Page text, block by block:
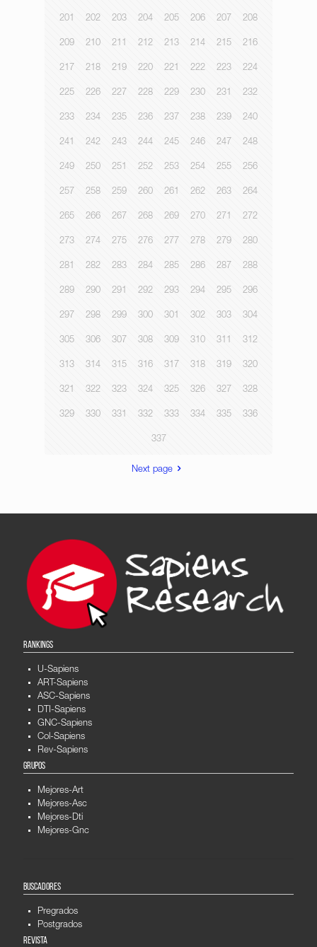
201 202 203 204 205 206 207 208
209 210 211 212 213 214 215 216
217 218 219 220 221 222 223 224
225 226 227 228 229 230 231 232
233 234 235 236 237 238 239 240
241 242 243 244 245 246 247 248
249 250 251 252 253 254 255 256
257 258 259 260 261 262 263 264
265 266 267 268 269 270 271 272
273 274 275 276 277 278 279 280
281 282 283 284 285 286 287 288
289 290 291 292 293 294 295 296
297 298 299 300 301 302 303 304
305 306 307 308 309 310 311 312
313 314 315 316 317 318 319 320
321 322 323 324 325 326 327 328
329 330 331 332 333 334 335 336
337
Next page
RANKINGS
U-Sapiens
ART-Sapiens
ASC-Sapiens
DTI-Sapiens
GNC-Sapiens
Col-Sapiens
Rev-Sapiens
GRUPOS
Mejores-Art
Mejores-Asc
Mejores-Dti
Mejores-Gnc
BUSCADORES
Pregrados
Postgrados
REVISTA